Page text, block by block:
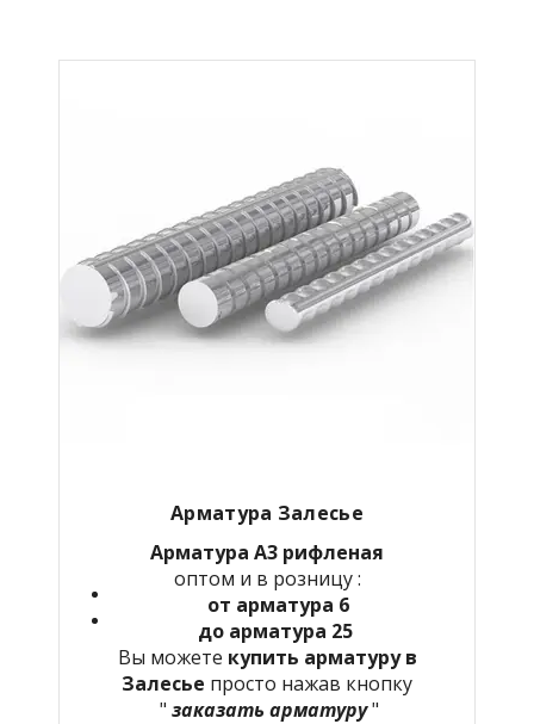
Арматура Залесье
Арматура А3 рифленая
оптом и в розницу :
от арматура 6
до арматура 25
Вы можете купить арматуру в
Залесье просто нажав кнопку
" заказать арматуру"